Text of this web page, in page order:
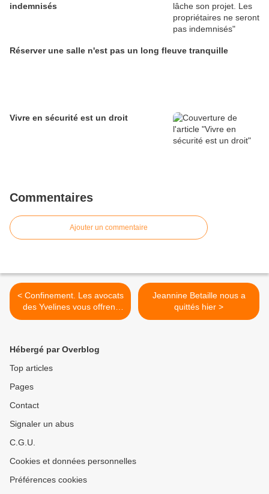
indemnisés
Réserver une salle n'est pas un long fleuve tranquille
Vivre en sécurité est un droit
Commentaires
Ajouter un commentaire
< Confinement. Les avocats
des Yvelines vous offrent
des consultations gratuites
Jeannine Betaille nous a
quittés hier >
Hébergé par Overblog
Top articles
Pages
Contact
Signaler un abus
C.G.U.
Cookies et données personnelles
Préférences cookies